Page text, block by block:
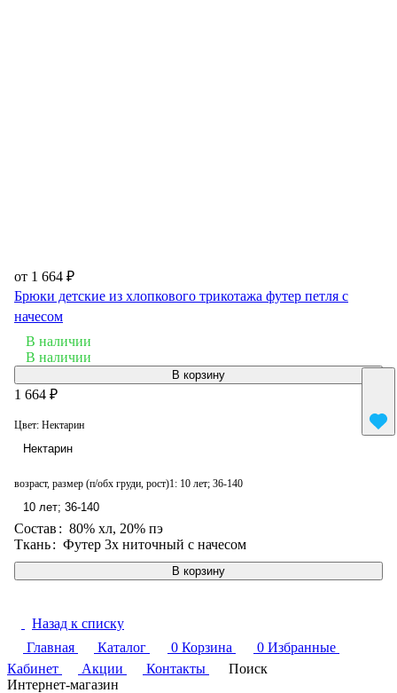
от 1 664 ₽
Брюки детские из хлопкового трикотажа футер петля с
начесом
В наличии
В корзину
В наличии
В корзину
1 664 ₽
Цвет: Нектарин
Нектарин
возраст, размер (п/обх груди, рост)1: 10 лет; 36-140
10 лет; 36-140
Состав: 80% хл, 20% пэ
Ткань: Футер 3х ниточный с начесом
Назад к списку
Главная
Каталог 0 Корзина 0 Избранные
Кабинет
Акции Контакты
Поиск
Интернет-магазин